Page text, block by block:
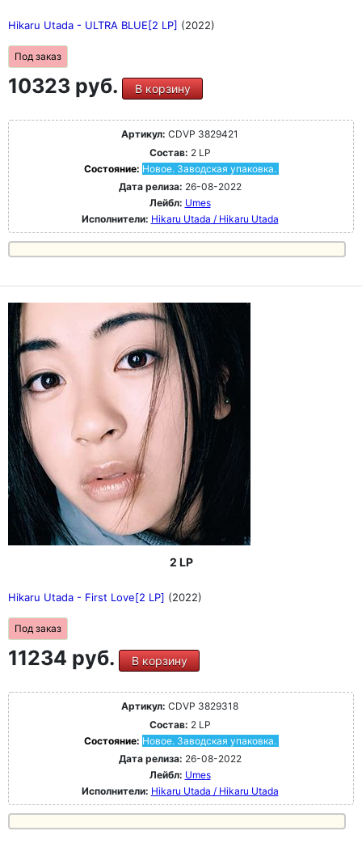
Hikaru Utada - ULTRA BLUE[2 LP] (2022)
Под заказ
10323 руб. В корзину
Артикул: CDVP 3829421
Состав: 2 LP
Состояние: Новое. Заводская упаковка.
Дата релиза: 26-08-2022
Лейбл: Umes
Исполнители: Hikaru Utada / Hikaru Utada
2 LP
Hikaru Utada - First Love[2 LP] (2022)
Под заказ
11234 руб. В корзину
Артикул: CDVP 3829318
Состав: 2 LP
Состояние: Новое. Заводская упаковка.
Дата релиза: 26-08-2022
Лейбл: Umes
Исполнители: Hikaru Utada / Hikaru Utada